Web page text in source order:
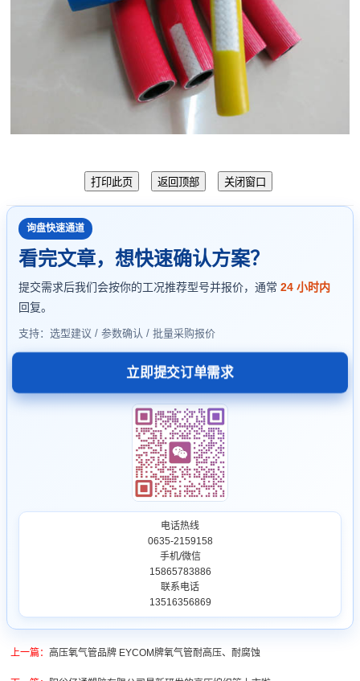
询盘快速通道
看完文章，想快速确认方案？
提交需求后我们会按你的工况推荐型号并报价，通常 24 小时内
回复。
支持：选型建议 / 参数确认 / 批量采购报价
立即提交订单需求
电话热线
0635-2159158
手机/微信
15865783886
联系电话
13516356869
上一篇： 高压氧气管品牌 EYCOM牌氧气管耐高压、耐腐蚀